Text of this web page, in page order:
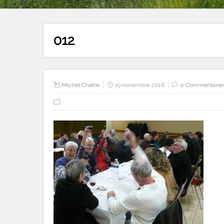
012
Michel Chatre 19 novembre 2016 0